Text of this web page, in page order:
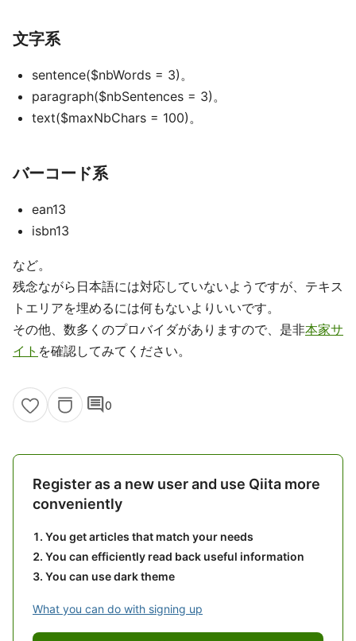
文字系
sentence($nbWords = 3)。
paragraph($nbSentences = 3)。
text($maxNbChars = 100)。
バーコード系
ean13
isbn13
など。
残念ながら日本語には対応していないようですが、テキス
トエリアを埋めるには何もないよりいいです。
その他、数多くのプロバイダがありますので、是非本家サ
イト を確認してみてください。
comment0
Register as a new user and use Qiita more
conveniently
You get articles that match your needs
You can efficiently read back useful information
You can use dark theme
What you can do with signing up